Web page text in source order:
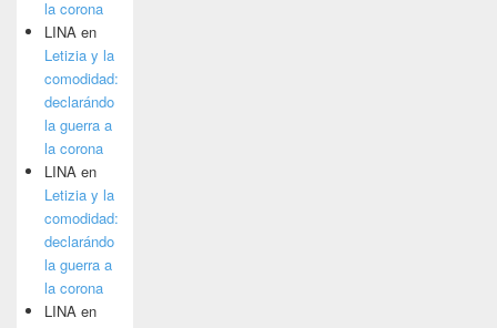
la corona
LINA en
Letizia y la
comodidad:
declarándo
la guerra a
la corona
LINA en
Letizia y la
comodidad:
declarándo
la guerra a
la corona
LINA en